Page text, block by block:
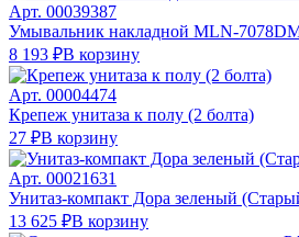
Арт. 00039387
Умывальник накладной MLN-
8 193 ₽В корзину
Арт. 00004474
Крепеж унитаза к полу (2 болта)
27 ₽В корзину
Арт. 00021631
Унитаз-компакт Дора зеленый
13 625 ₽В корзину